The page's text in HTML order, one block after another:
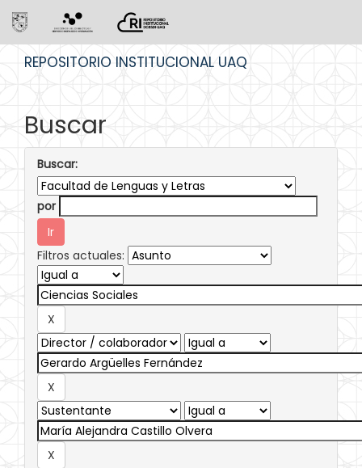
REPOSITORIO INSTITUCIONAL UAQ
Buscar
Buscar:
por
Filtros actuales: